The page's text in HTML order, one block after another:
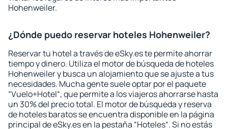
Hohenweiler.
¿Dónde puedo reservar hoteles Hohenweiler?
Reservar tu hotel a través de eSky.es te permite ahorrar
tiempo y dinero. Utiliza el motor de búsqueda de hoteles
Hohenweiler y busca un alojamiento que se ajuste a tus
necesidades. Mucha gente suele optar por el paquete
“Vuelo+Hotel“, que permite a los viajeros ahorrarse hasta
un 30% del precio total. El motor de búsqueda y reserva
de hoteles baratos se encuentra disponible en la página
principal de eSky.es en la pestaña “Hoteles“. Si no estás